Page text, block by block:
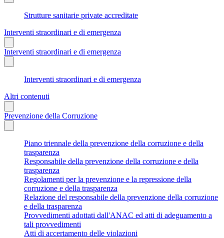
Strutture sanitarie private accreditate
Interventi straordinari e di emergenza
Interventi straordinari e di emergenza
Interventi straordinari e di emergenza
Altri contenuti
Prevenzione della Corruzione
Piano triennale della prevenzione della corruzione e della
trasparenza
Responsabile della prevenzione della corruzione e della
trasparenza
Regolamenti per la prevenzione e la repressione della
corruzione e della trasparenza
Relazione del responsabile della prevenzione della corruzione
e della trasparenza
Provvedimenti adottati dall'ANAC ed atti di adeguamento a
tali provvedimenti
Atti di accertamento delle violazioni